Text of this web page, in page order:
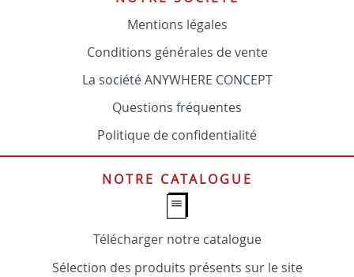
Mentions légales
Conditions générales de vente
La société ANYWHERE CONCEPT
Questions fréquentes
Politique de confidentialité
NOTRE CATALOGUE
Télécharger notre catalogue
Sélection des produits présents sur le site